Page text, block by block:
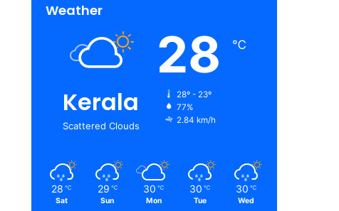
Weather
Kerala
Scattered Clouds
28 ℃
28º - 23º
77%
2.84 km/h
28 ℃
Sat
29 ℃
Sun
30 ℃
Mon
30 ℃
Tue
30 ℃
Wed